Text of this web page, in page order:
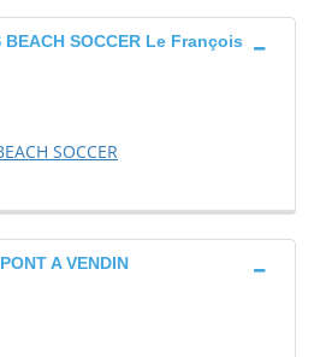
BEACH SOCCER Le François
SOCCER
A VENDIN